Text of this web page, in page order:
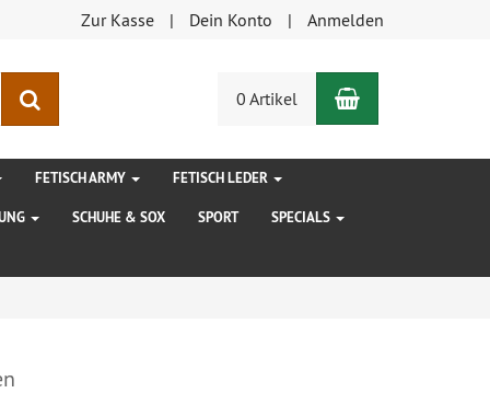
Zur Kasse Dein Konto Anmelden
0 Artikel Warenkorb
FETISCH ARMY FETISCH LEDER
SCHUHE & SOX SPORT SPECIALS